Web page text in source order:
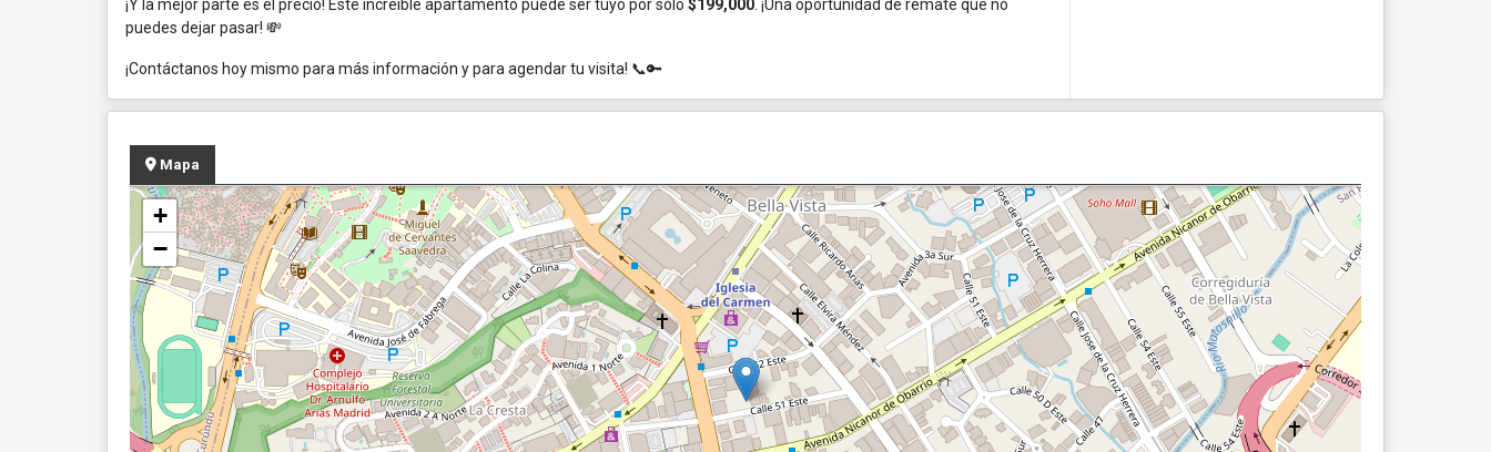
¡Y la mejor parte es el precio! Este increíble apartamento puede ser tuyo por solo $199,000 . ¡Una oportunidad de remate que no
puedes dejar pasar! 💸
¡Contáctanos hoy mismo para más información y para agendar tu visita! 📞🔑
Mapa
+
−